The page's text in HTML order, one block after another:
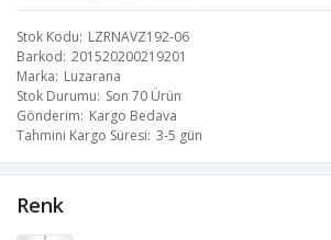
Stok Kodu LZRNAVZ192-06
Barkod 201520200219201
Marka Luzarana
Stok Durumu Son 70 Ürün
Gönderim Kargo Bedava
Tahmini Kargo Süresi 3-5 gün
Renk